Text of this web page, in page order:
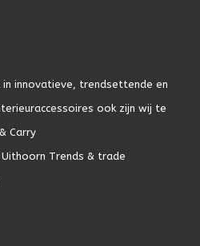
innovatieve, trendsettende en
ook zijn wij te
Carry
Uithoorn Trends & trade